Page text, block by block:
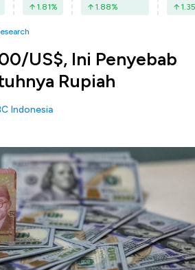
1.81% 1.88% 1.35
US$, Ini Penyebab
Rupiah
Indonesia